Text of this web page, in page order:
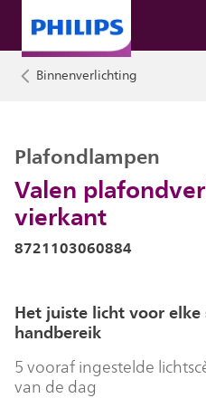
Binnenverlichting
Valen
vierkant
Plafondlampen
8721103060884
Het juiste licht voor
handbereik
5 vooraf ingestelde
van de dag